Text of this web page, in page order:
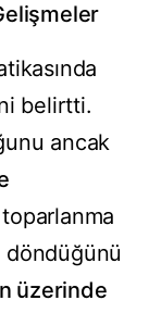
belirtti.
ancak
döndüğünü
üzerinde